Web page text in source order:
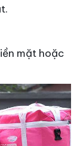
mặt hoặc